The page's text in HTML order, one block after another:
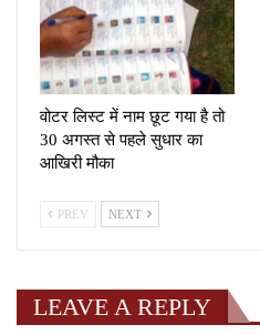
वोटर लिस्ट में नाम छूट गया है तो
30 अगस्त से पहले सुधार का
आखिरी मौका
PREV NEXT
LEAVE A REPLY